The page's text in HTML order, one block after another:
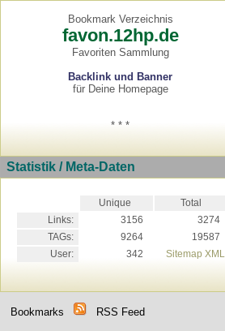
Bookmark Verzeichnis
favon.12hp.de
Favoriten Sammlung
Backlink und Banner
für Deine Homepage
* * *
Statistik / Meta-Daten
Unique
Total
Links:
3156
3274
TAGs:
9264
19587
User:
342 Sitemap XML
Bookmarks RSS Feed